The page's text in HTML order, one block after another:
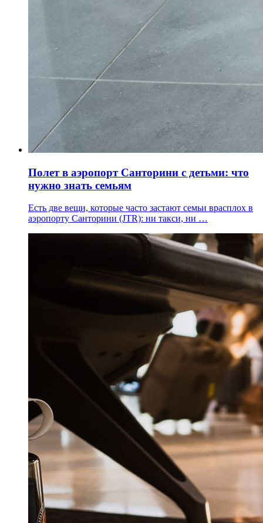
Полет в аэропорт Санторини с детьми: что
нужно знать семьям
Есть две вещи, которые часто застают семьи врасплох в
аэропорту Санторини (JTR): ни такси, ни …